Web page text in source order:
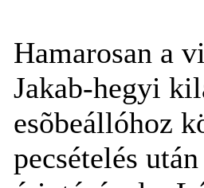
Hamarosan a
Jakab-hegyi
esõbeállóhoz
pecsételés